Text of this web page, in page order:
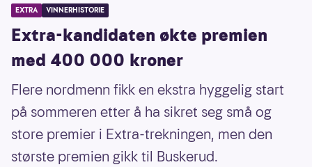
EXTRA VINNERHISTORIE
Extra-kandidaten økte premien
med 400 000 kroner
Flere nordmenn fikk en ekstra hyggelig start
på sommeren etter å ha sikret seg små og
store premier i Extra-trekningen, men den
største premien gikk til Buskerud.